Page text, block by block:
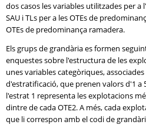
dos casos les variables utilitzades per
SAU i TLs per a les OTEs de
OTEs de predominança ramadera.
Els grups de grandària es formen
enquestes sobre l'estructura de les
unes variables categòriques,
d'estratificació, que prenen valors d'1 a
l'estrat 1 representa les explotacions
dintre de cada OTE2. A més, cada
que li correspon amb el codi de